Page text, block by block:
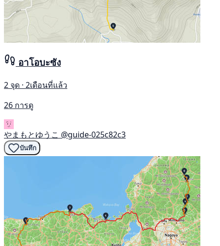
อาโอบะซัง
2 จุด · 2เดือนที่แล้ว
26 การดู
やまもとゆうこ @guide-025c82c3
บันทึก